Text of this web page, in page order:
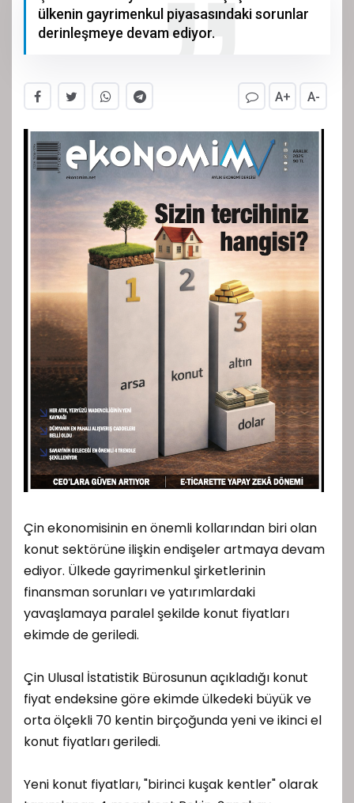
ülkenin gayrimenkul piyasasındaki sorunlar
derinleşmeye devam ediyor.
A+ A-
Çin ekonomisinin en önemli kollarından biri olan
konut sektörüne ilişkin endişeler artmaya devam
ediyor. Ülkede gayrimenkul şirketlerinin
finansman sorunları ve yatırımlardaki
yavaşlamaya paralel şekilde konut fiyatları
ekimde de geriledi.
Çin Ulusal İstatistik Bürosunun açıkladığı konut
fiyat endeksine göre ekimde ülkedeki büyük ve
orta ölçekli 70 kentin birçoğunda yeni ve ikinci el
konut fiyatları geriledi.
Yeni konut fiyatları, "birinci kuşak kentler" olarak